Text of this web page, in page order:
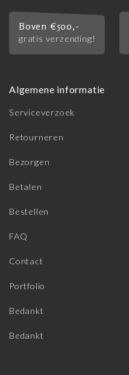
Boven €500,-
gratis verzending!
Algemene informatie
Serviceverzoek
Retourneren
Bezorgen
Betalen
Bestellen
FAQ
Contact
Portfolio
Bedankt
Bedankt